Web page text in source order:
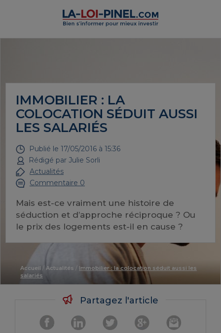
IMMOBILIER : LA
COLOCATION SÉDUIT AUSSI
LES SALARIÉS
Publié le 17/05/2016 à 15:36
Rédigé par Julie Sorli
Actualités
Commentaire 0
Mais est-ce vraiment une histoire de
séduction et d’approche réciproque ? Ou
le prix des logements est-il en cause ?
Accueil / Actualités / Immobilier : la colocation séduit aussi les
salariés
Partagez l'article